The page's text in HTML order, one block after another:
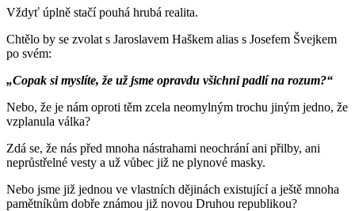
Vždyť úplně stačí pouhá hrubá realita.
Chtělo by se zvolat s Jaroslavem Haškem alias s Josefem Švejkem
po svém:
„Copak si myslíte, že už jsme opravdu všichni padlí na rozum?“
Nebo, že je nám oproti těm zcela neomylným trochu jiným jedno, že
vzplanula válka?
Zdá se, že nás před mnoha nástrahami neochrání ani přilby, ani
neprůstřelné vesty a už vůbec již ne plynové masky.
Nebo jsme již jednou ve vlastních dějinách existující a ještě mnoha
pamětníkům dobře známou již novou Druhou republikou?